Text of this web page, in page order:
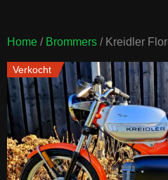
Home / Brommers / Kreidler
Verkocht